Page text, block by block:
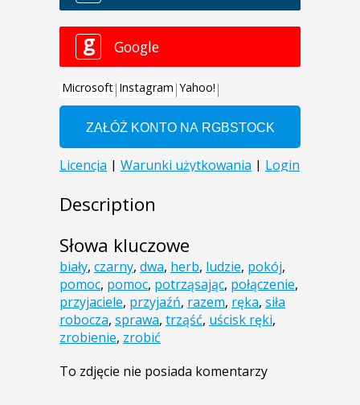
Description
Słowa kluczowe
biały, czarny, dwa, herb, ludzie, pokój,
pomoc, pomoc, potrząsając, połączenie,
przyjaciele, przyjaźń, razem, ręka, siła
robocza, sprawa, trząść, uścisk ręki,
zrobienie, zrobić
To zdjęcie nie posiada komentarzy